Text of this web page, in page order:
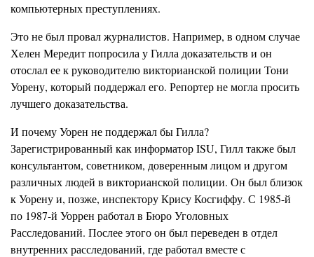
компьютерных преступлениях.
Это не был провал журналистов. Например, в одном случае
Хелен Мередит попросила у Гилла доказательств и он
отослал ее к руководителю викторианской полиции Тони
Уорену, который поддержал его. Репортер не могла просить
лучшего доказательства.
И почему Уорен не поддержал бы Гилла?
Зарегистрированный как информатор ISU, Гилл также был
консультантом, советником, доверенным лицом и другом
различных людей в викторианской полиции. Он был близок
к Уорену и, позже, инспектору Крису Косгиффу. С 1985-й
по 1987-й Уоррен работал в Бюро Уголовных
Расследований. Послее этого он был переведен в отдел
внутренних расследований, где работал вместе с